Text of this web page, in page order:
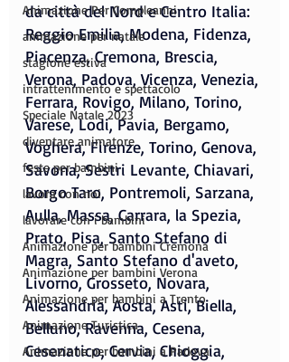
Animazione Per Compleanni
animazione per natale
stagione estiva
intrattenimento e spettacolo
Speciale Natale 2023
diventare animatore
feste per bambini
lavora con noi
lavorare con i bambini
Animazione per bambini Cremona
Animazione per bambini Verona
Animazione per bambini a Trento
Animazione Turistica
Animazione per bambini a Padova
da città del Nord e Centro Italia:
Reggio Emilia, Modena, Fidenza,
Piacenza, Cremona, Brescia,
Verona, Padova, Vicenza, Venezia,
Ferrara, Rovigo, Milano, Torino,
Varese, Lodi, Pavia, Bergamo,
Voghera, Firenze, Torino, Genova,
Savona, Sestri Levante, Chiavari,
Borgo Taro, Pontremoli, Sarzana,
Aulla, Massa, Carrara, la Spezia,
Prato, Pisa, Santo Stefano di
Magra, Santo Stefano d'aveto,
Livorno, Grosseto, Novara,
Alessandria, Aosta, Asti, Biella,
Belluno, Ravenna, Cesena,
Cesenatico, Cervia, Chioggia,